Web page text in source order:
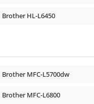
Brother HL-L6450
Brother MFC-L5700dw
Brother MFC-L6800